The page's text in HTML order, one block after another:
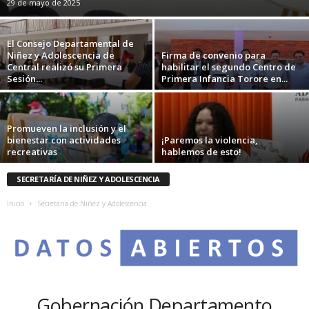
29 de mayo de 2025
El Consejo Departamental de
Niñez y Adolescencia de
Central realizó su Primera
Sesión...
Firma de convenio para
habilitar el segundo Centro de
Primera Infancia Torore en...
Promueven la inclusión y el
bienestar con actividades
recreativas
¡Paremos la violencia,
hablemos de esto!
SECRETARÍA DE NIÑEZ Y ADOLESCENCIA
Inicio Secretaría de Niñez y Adolescencia